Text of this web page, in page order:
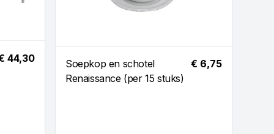
44,30
Soepkop en schotel
Renaissance (per 15 stuks)
€ 6,75